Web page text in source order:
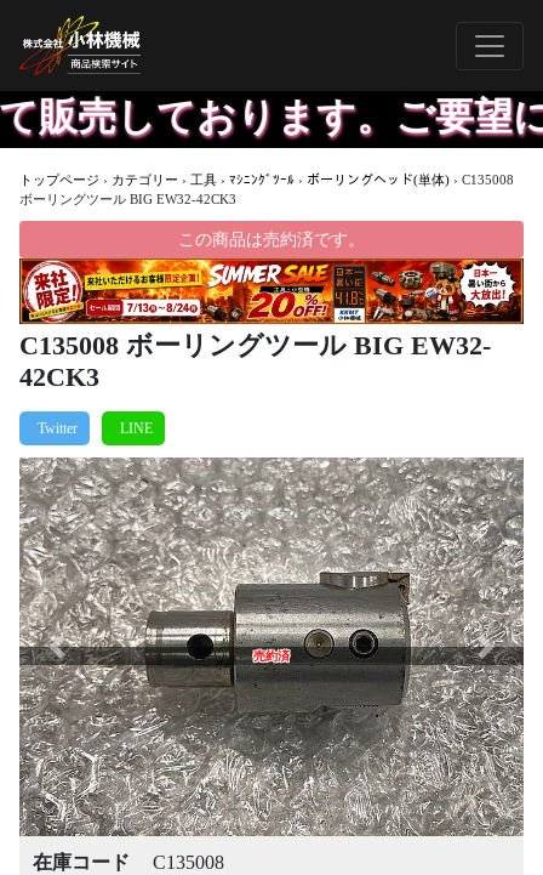
しております。ご要望に
トップページ › カテゴリー › 工具 › ﾏｼﾆﾝｸﾞﾂｰﾙ › ボーリングヘッド(単体) › C135008
ボーリングツール BIG EW32-42CK3
この商品は売約済です。
C135008 ボーリングツール BIG EW32-
42CK3
売約済
Previous Next
在庫コード
C135008